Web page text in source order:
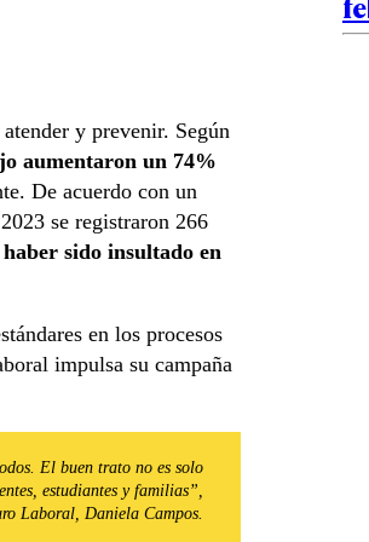
y prevenir. Según
aumentaron un 74%
De acuerdo con un
se registraron 266
sido insultado en
en los procesos
impulsa su campaña
El buen trato no es solo
estudiantes y familias”,
Laboral, Daniela Campos.